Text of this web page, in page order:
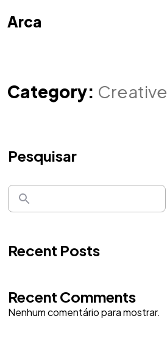
Arca
Arca
Category: Creative
Pesquisar
Recent Posts
Recent Comments
Nenhum comentário para mostrar.